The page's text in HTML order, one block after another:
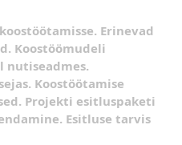
Erinevad
Koostöömudeli
nutiseadmes.
Koostöötamise
Projekti esitluspaketi
Esitluse tarvis